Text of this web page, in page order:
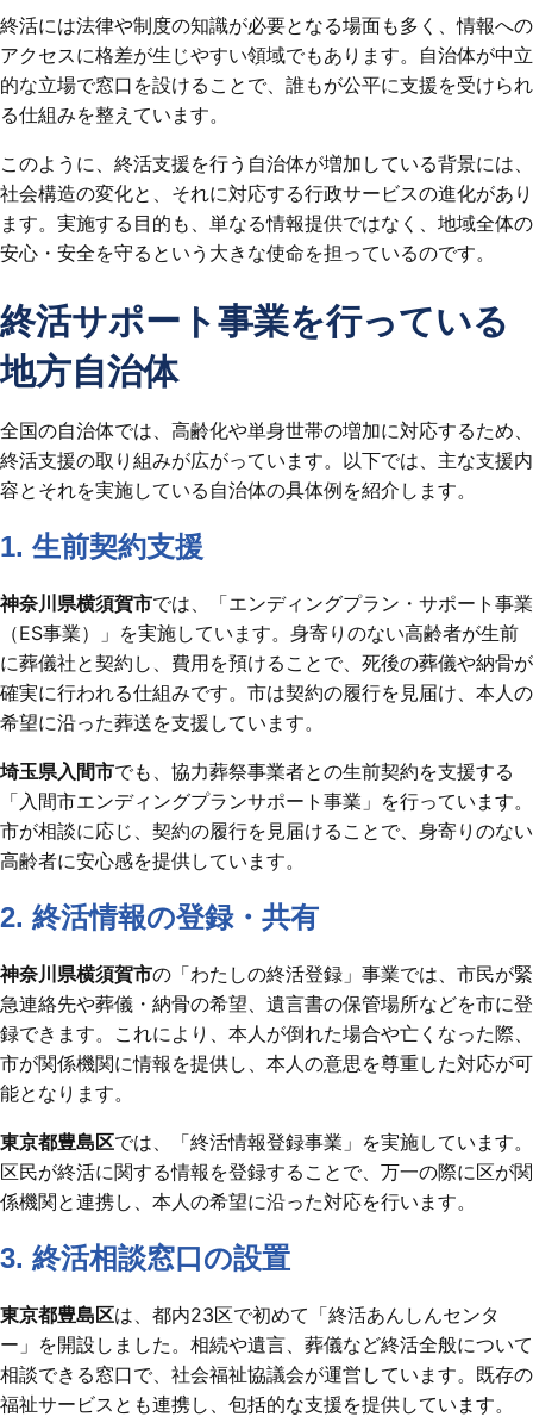
終活には法律や制度の知識が必要となる場面も多く、情報への
アクセスに格差が生じやすい領域でもあります。自治体が中立
的な立場で窓口を設けることで、誰もが公平に支援を受けられ
る仕組みを整えています。
このように、終活支援を行う自治体が増加している背景には、
社会構造の変化と、それに対応する行政サービスの進化があり
ます。実施する目的も、単なる情報提供ではなく、地域全体の
安心・安全を守るという大きな使命を担っているのです。
終活サポート事業を行っている
地方自治体
全国の自治体では、高齢化や単身世帯の増加に対応するため、
終活支援の取り組みが広がっています。​以下では、主な支援内
容とそれを実施している自治体の具体例を紹介します。​
1. 生前契約支援
神奈川県横須賀市では、「エンディングプラン・サポート事業
（ES事業）」を実施しています。​身寄りのない高齢者が生前
に葬儀社と契約し、費用を預けることで、死後の葬儀や納骨が
確実に行われる仕組みです。​市は契約の履行を見届け、本人の
希望に沿った葬送を支援しています。
埼玉県入間市でも、協力葬祭事業者との生前契約を支援する
「入間市エンディングプランサポート事業」を行っています。​
市が相談に応じ、契約の履行を見届けることで、身寄りのない
高齢者に安心感を提供しています。 ​
2. 終活情報の登録・共有
神奈川県横須賀市の「わたしの終活登録」事業では、市民が緊
急連絡先や葬儀・納骨の希望、遺言書の保管場所などを市に登
録できます。​これにより、本人が倒れた場合や亡くなった際、
市が関係機関に情報を提供し、本人の意思を尊重した対応が可
能となります。 ​
東京都豊島区では、「終活情報登録事業」を実施しています。​
区民が終活に関する情報を登録することで、万一の際に区が関
係機関と連携し、本人の希望に沿った対応を行います。 ​
3. 終活相談窓口の設置
東京都豊島区は、都内23区で初めて「終活あんしんセンタ
ー」を開設しました。​相続や遺言、葬儀など終活全般について
相談できる窓口で、社会福祉協議会が運営しています。​既存の
福祉サービスとも連携し、包括的な支援を提供しています。 ​